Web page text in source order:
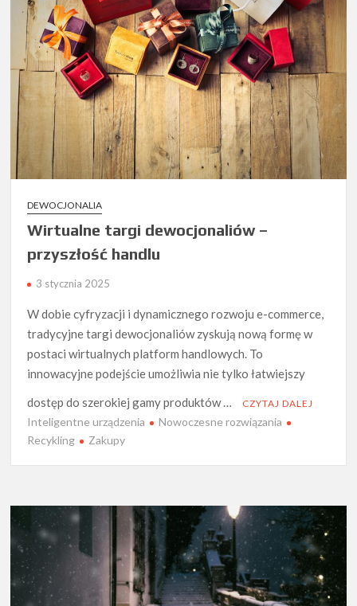
DEWOCJONALIA
Wirtualne targi dewocjonaliów –
przyszłość handlu
3 stycznia 2025
W dobie cyfryzacji i dynamicznego rozwoju e-commerce,
tradycyjne targi dewocjonaliów zyskują nową formę w
postaci wirtualnych platform handlowych. To
innowacyjne podejście umożliwia nie tylko łatwiejszy
dostęp do szerokiej gamy produktów …
CZYTAJ DALEJ
Inteligentne urządzenia
Nowoczesne rozwiązania
Recykling
Zakupy